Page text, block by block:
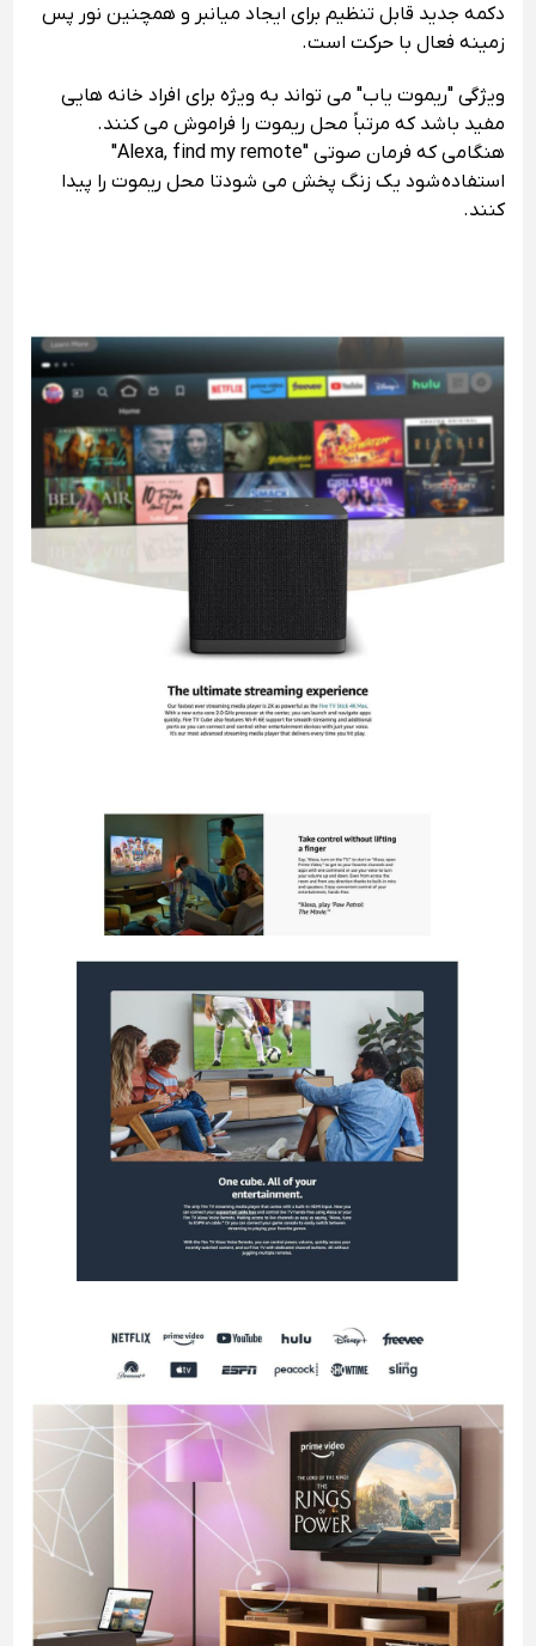
دکمه جدید قابل تنظیم برای ایجاد میانبر و همچنین نور پس
زمینه فعال با حرکت است.
ویژگی "ریموت یاب" می تواند به ویژه برای افراد خانه هایی
مفید باشد که مرتباً محل ریموت را فراموش می کنند.
هنگامی که فرمان صوتی "Alexa, find my remote"
استفاده شود یک زنگ پخش می شودتا محل ریموت را پیدا
کنند.